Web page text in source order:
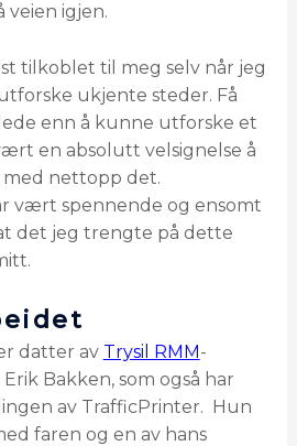
veien igjen.
tilkoblet til meg selv når jeg
ukjente steder. Få
enn å kunne utforske et
en absolutt velsignelse å
nettopp det.
vært spennende og ensomt
det jeg trengte på dette
datter av Trysil RMM -
Bakken, som også har
av TrafficPrinter. Hun
faren og en av hans